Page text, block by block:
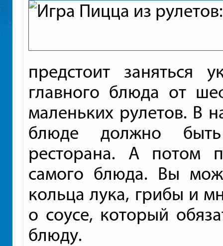
предстоит заняться
главного блюда от
маленьких рулетов. В
блюде должно
ресторана. А потом
самого блюда. Вы
кольца лука, грибы и
о соусе, который
блюду.